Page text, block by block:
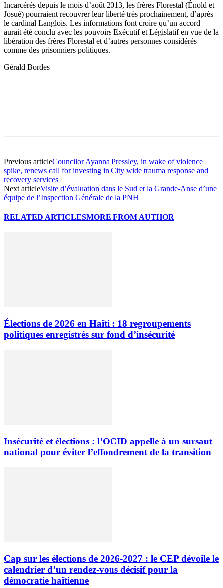
Incarcérés depuis le mois d’août 2013, les frères Florestal (Énold et
Josué) pourraient recouvrer leur liberté très prochainement, d’après
le cardinal Langlois. Les informations font croire qu’un accord
aurait été conclu avec les pouvoirs Exécutif et Législatif en vue de la
libération des frères Florestal et d’autres personnes considérés
comme des prisonniers politiques.
Gérald Bordes
Previous articleCouncilor Ayanna Pressley, in wake of violence
spike, renews call for investing in City wide trauma response and
recovery services
Next articleVisite d’évaluation dans le Sud et la Grande-Anse d’une
équipe de l’Inspection Générale de la PNH
RELATED ARTICLESMORE FROM AUTHOR
Élections de 2026 en Haïti : 18 regroupements
politiques enregistrés sur fond d’insécurité
Insécurité et élections : l’OCID appelle à un sursaut
national pour éviter l’effondrement de la transition
Cap sur les élections de 2026-2027 : le CEP dévoile le
calendrier d’un rendez-vous décisif pour la
démocratie haïtienne